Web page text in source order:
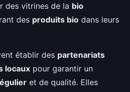
des vitrines de la bio
des produits bio dans leurs
établir des partenariats
locaux pour garantir un
et de qualité. Elles